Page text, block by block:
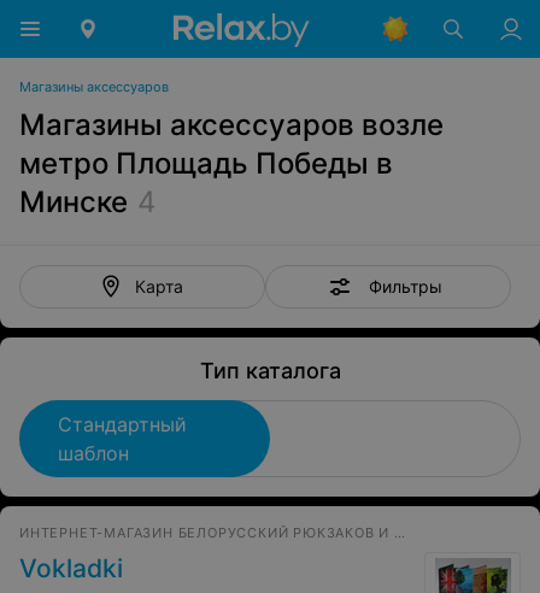
Магазины аксессуаров
Магазины аксессуаров возле
метро Площадь Победы в
Минске 4
Карта Фильтры
Тип каталога
Стандартный
шаблон
ИНТЕРНЕТ-МАГАЗИН БЕЛОРУССКИЙ РЮКЗАКОВ И АКСЕССУАРОВ
Vokladki